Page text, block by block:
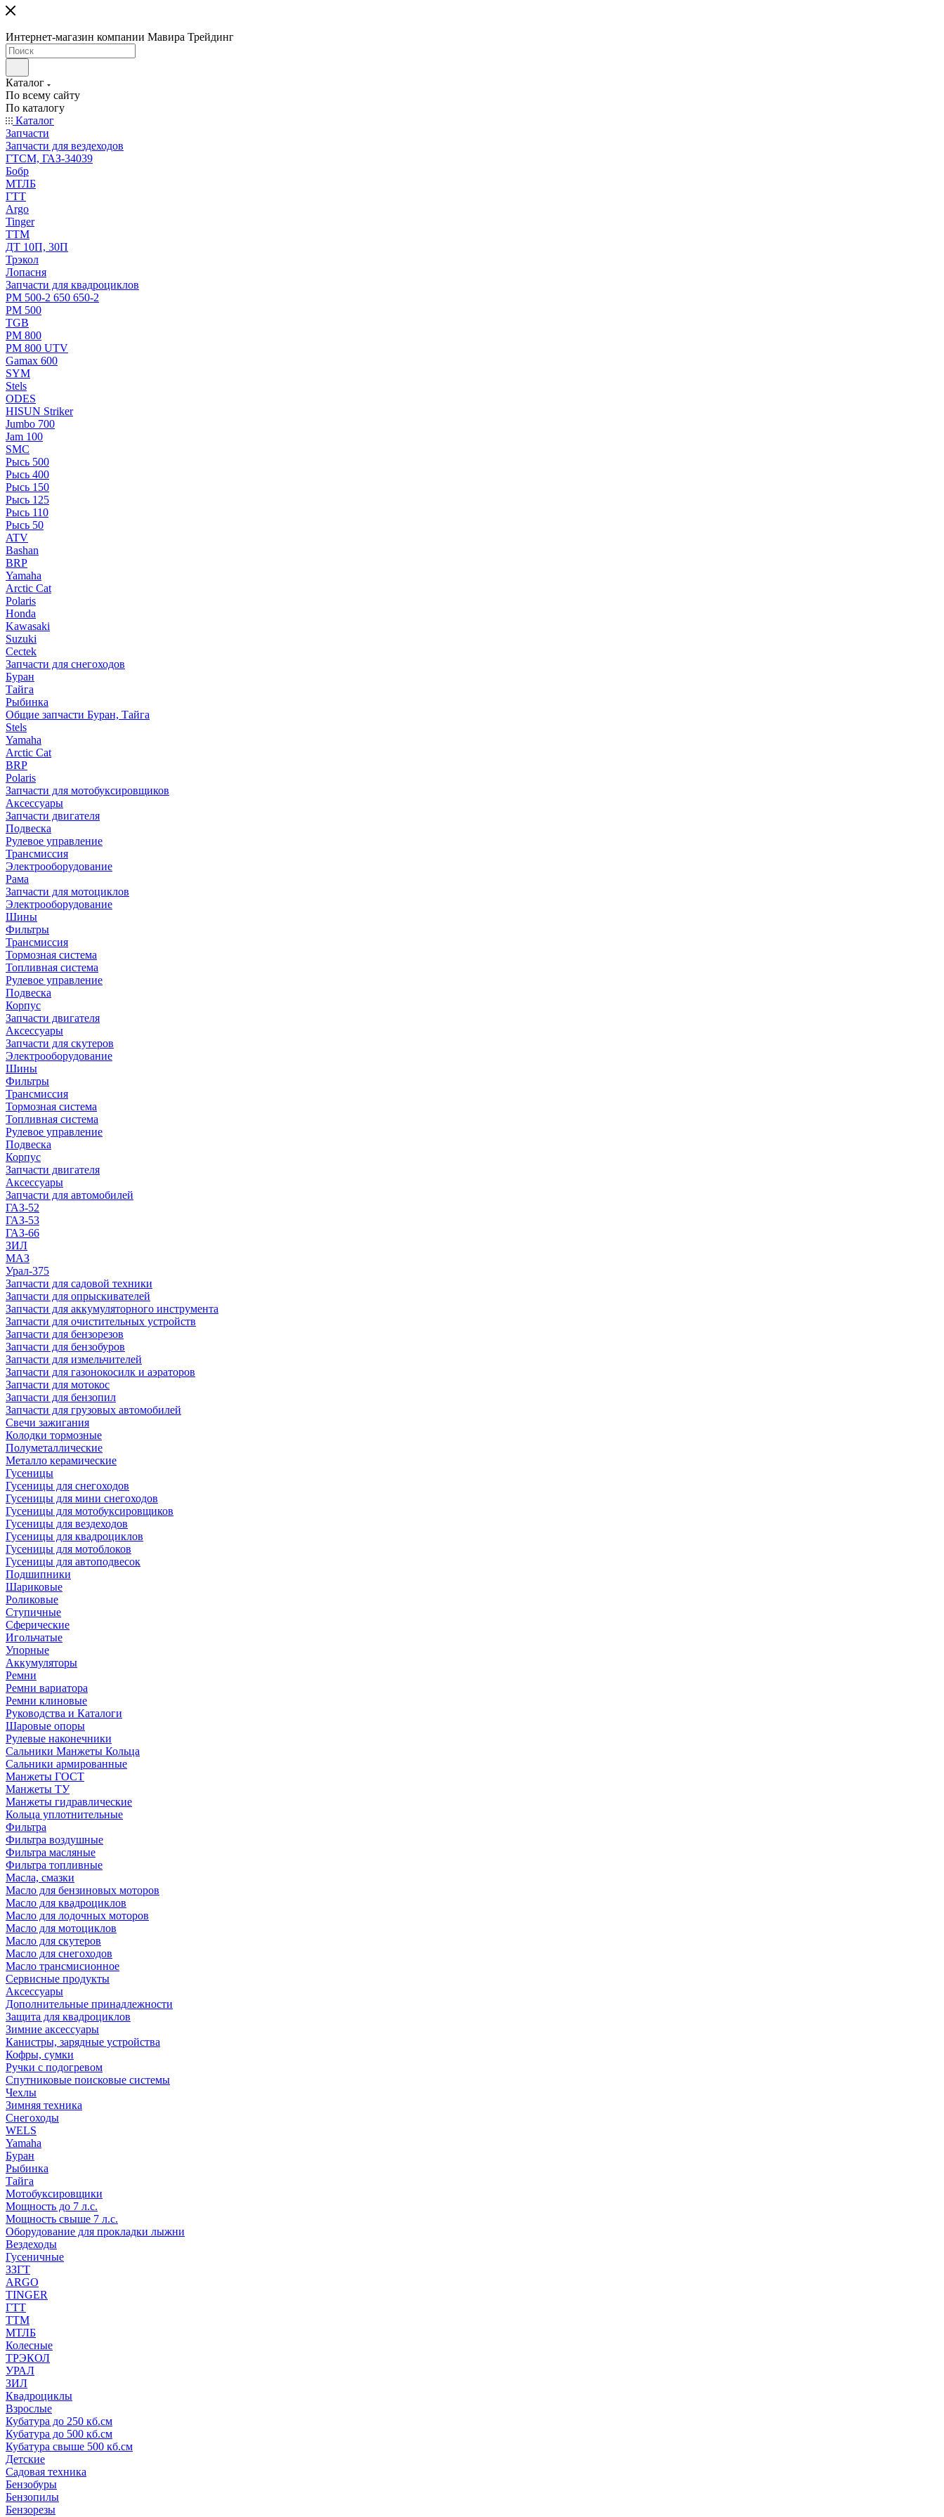
Интернет-магазин компании Мавира Трейдинг
Каталог
По всему сайту
По каталогу
Каталог
Запчасти
Запчасти для вездеходов
ГТСМ, ГАЗ-34039
Бобр
МТЛБ
ГТТ
Argo
Tinger
ТТМ
ДТ 10П, 30П
Трэкол
Лопасня
Запчасти для квадроциклов
РМ 500-2 650 650-2
РМ 500
TGB
РМ 800
РМ 800 UTV
Gamax 600
SYM
Stels
ОDЕS
HISUN Striker
Jumbo 700
Jam 100
SMC
Рысь 500
Рысь 400
Рысь 150
Рысь 125
Рысь 110
Рысь 50
ATV
Bashan
BRP
Yamaha
Arctic Cat
Polaris
Honda
Kawasaki
Suzuki
Cectek
Запчасти для снегоходов
Буран
Тайга
Рыбинка
Общие запчасти Буран, Тайга
Stels
Yamaha
Arctic Cat
BRP
Polaris
Запчасти для мотобуксировщиков
Аксессуары
Запчасти двигателя
Подвеска
Рулевое управление
Трансмиссия
Электрооборудование
Рама
Запчасти для мотоциклов
Электрооборудование
Шины
Фильтры
Трансмиссия
Тормозная система
Топливная система
Рулевое управление
Подвеска
Корпус
Запчасти двигателя
Аксессуары
Запчасти для скутеров
Электрооборудование
Шины
Фильтры
Трансмиссия
Тормозная система
Топливная система
Рулевое управление
Подвеска
Корпус
Запчасти двигателя
Аксессуары
Запчасти для автомобилей
ГАЗ-52
ГАЗ-53
ГАЗ-66
ЗИЛ
МАЗ
Урал-375
Запчасти для садовой техники
Запчасти для опрыскивателей
Запчасти для аккумуляторного инструмента
Запчасти для очистительных устройств
Запчасти для бензорезов
Запчасти для бензобуров
Запчасти для измельчителей
Запчасти для газонокосилк и аэраторов
Запчасти для мотокос
Запчасти для бензопил
Запчасти для грузовых автомобилей
Свечи зажигания
Колодки тормозные
Полуметаллические
Металло керамические
Гусеницы
Гусеницы для снегоходов
Гусеницы для мини снегоходов
Гусеницы для мотобуксировщиков
Гусеницы для вездеходов
Гусеницы для квадроциклов
Гусеницы для мотоблоков
Гусеницы для автоподвесок
Подшипники
Шариковые
Роликовые
Ступичные
Сферические
Игольчатые
Упорные
Аккумуляторы
Ремни
Ремни вариатора
Ремни клиновые
Руководства и Каталоги
Шаровые опоры
Рулевые наконечники
Сальники Манжеты Кольца
Сальники армированные
Манжеты ГОСТ
Манжеты ТУ
Манжеты гидравлические
Кольца уплотнительные
Фильтра
Фильтра воздушные
Фильтра масляные
Фильтра топливные
Масла, смазки
Масло для бензиновых моторов
Масло для квадроциклов
Масло для лодочных моторов
Масло для мотоциклов
Масло для скутеров
Масло для снегоходов
Масло трансмисионное
Сервисные продукты
Аксессуары
Дополнительные принадлежности
Защита для квадроциклов
Зимние аксессуары
Канистры, зарядные устройства
Кофры, сумки
Ручки с подогревом
Спутниковые поисковые системы
Чехлы
Зимняя техника
Снегоходы
WELS
Yamaha
Буран
Рыбинка
Тайга
Мотобуксировщики
Мощность до 7 л.с.
Мощность свыше 7 л.с.
Оборудование для прокладки лыжни
Вездеходы
Гусеничные
ЗЗГТ
ARGO
TINGER
ГТТ
ТТМ
МТЛБ
Колесные
ТРЭКОЛ
УРАЛ
ЗИЛ
Квадроциклы
Взрослые
Кубатура до 250 кб.см
Кубатура до 500 кб.см
Кубатура свыше 500 кб.см
Детские
Садовая техника
Бензобуры
Бензопилы
Бензорезы